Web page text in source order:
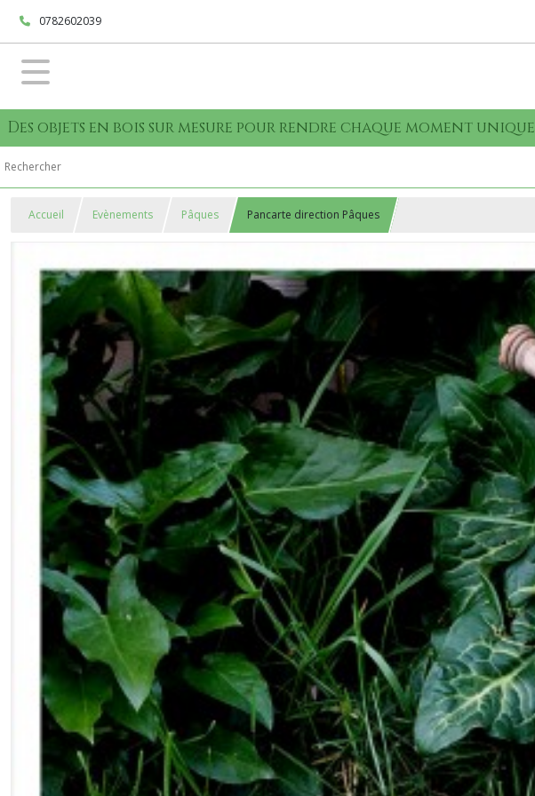
0782602039
Des objets en bois sur mesure pour rendre chaque moment unique
Accueil Evènements Pâques Pancarte direction Pâques